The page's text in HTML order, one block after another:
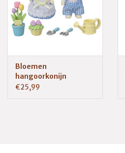
Bloemen
hangoorkonijn
broer&zus (5736)
€25,99